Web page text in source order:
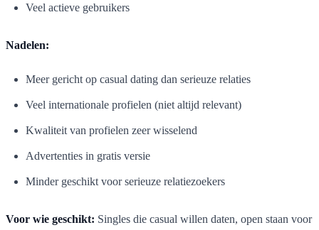
Veel actieve gebruikers
Nadelen:
Meer gericht op casual dating dan serieuze relaties
Veel internationale profielen (niet altijd relevant)
Kwaliteit van profielen zeer wisselend
Advertenties in gratis versie
Minder geschikt voor serieuze relatiezoekers
Voor wie geschikt: Singles die casual willen daten, open staan voor